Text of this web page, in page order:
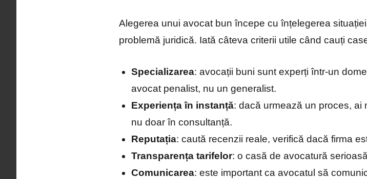
Alegerea unui avocat bun începe cu înțelegerea
problemă juridică. Iată câteva criterii utile când cauți
Specializarea: avocații buni sunt experți într-un
avocat penalist, nu un generalist.
Experiența în instanță: dacă urmează un proces, ai
nu doar în consultanță.
Reputația: caută recenzii reale, verifică dacă firma
Transparența tarifelor: o casă de avocatură
Comunicarea: este important ca avocatul să